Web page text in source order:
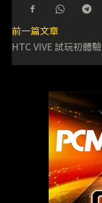
前一篇文章
HTC VIVE 試玩初體驗